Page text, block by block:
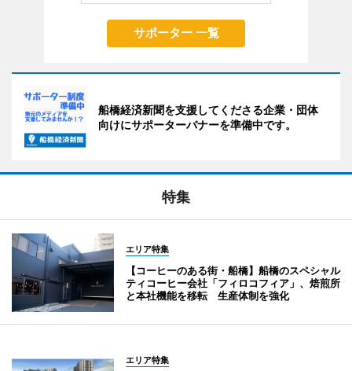
サポーター 一覧
船橋経済新聞を支援してくださる企業・団体
向けにサポーターバナーを準備中です。
特集
エリア特集
【コーヒーのある街・船橋】船橋のスペシャル
ティコーヒー会社「フィロコフィア」、焙煎所
と本社機能を移転 生産体制を強化
エリア特集